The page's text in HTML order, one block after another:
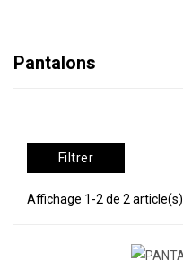
Pantalons
Filtrer
Affichage 1-2 de 2 article(s)